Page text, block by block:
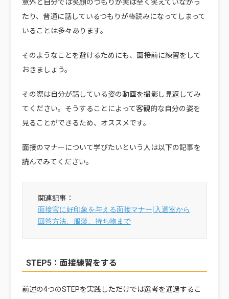
意外と自分では笑顔のつもりが実は全く笑えていなかっ
たり、普通に話しているつもりが棒読みになってしまって
いることは多々あります。
そのようなことを避けるためにも、面接前に練習をして
おきましょう。
その際は自分が話している姿の動画を撮影し見返してみ
てください。そうすることによって客観的な自分の姿を
見ることができるため、オススメです。
面接のマナーについて学びたいという人は以下の記事を
読んでみてください。
面接官に好印象を与える面接マナー|入退室から
回答方法、服装、持ち物まで
STEP5：面接練習をする
前述の4つのSTEPを実践しただけでは選考を通過するこ